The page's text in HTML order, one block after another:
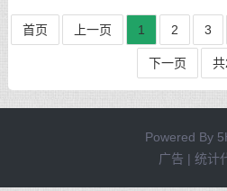
首页 上一页 1 2 3
下一页
Powered By
广告 | 统计